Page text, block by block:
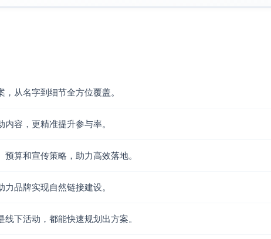
从名字到细节全方位覆盖。
容，更精准提升参与率。
算和宣传策略，助力高效落地。
品牌实现自然链接建设。
下活动，都能快速规划出方案。